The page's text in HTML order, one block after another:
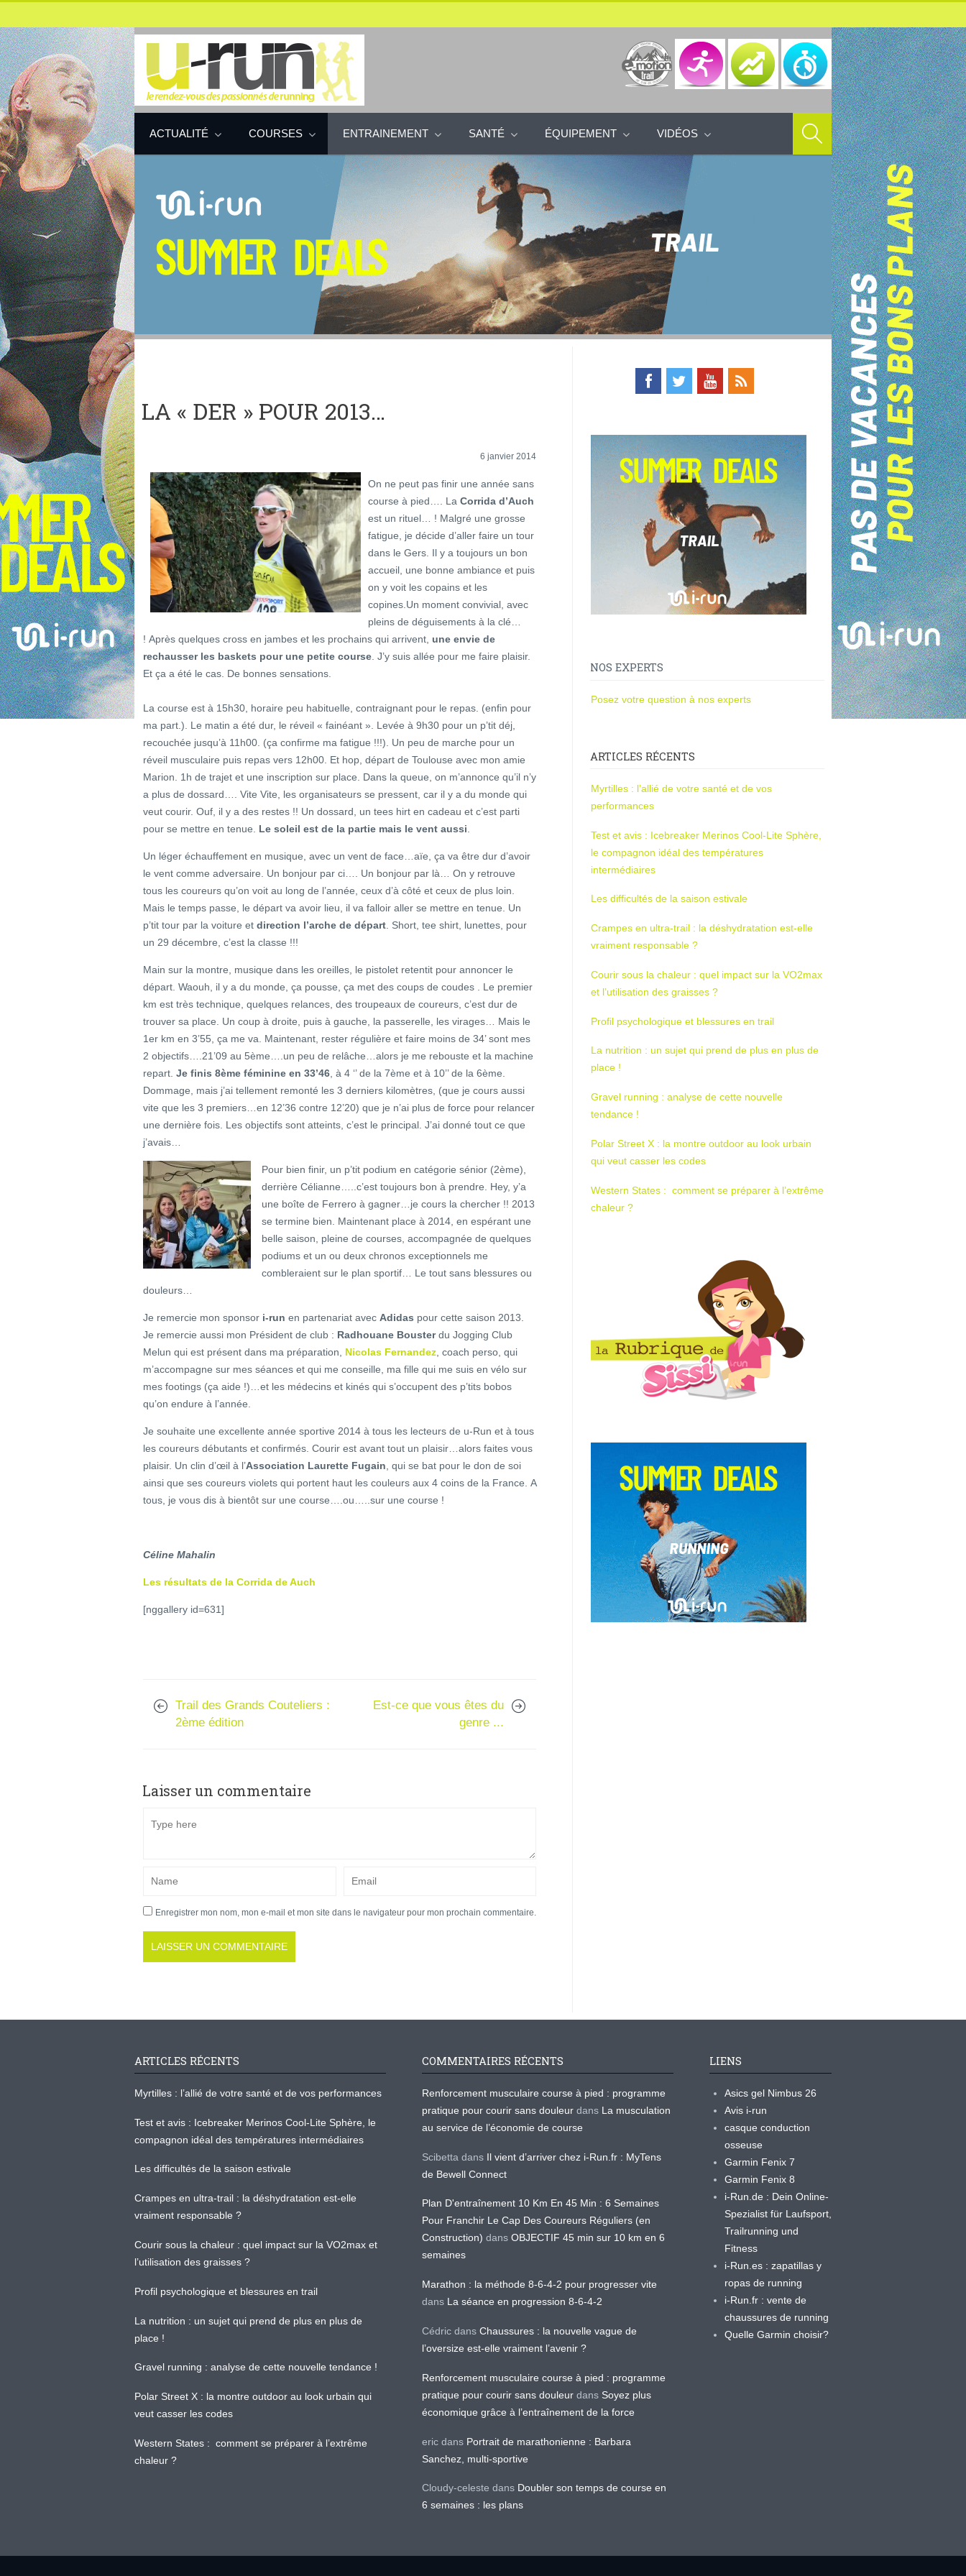
ACTUALITÉ COURSES ENTRAINEMENT SANTÉ ÉQUIPEMENT VIDÉOS
LA « DER » POUR 2013…
6 janvier 2014
On ne peut pas finir une année sans
course à pied…. La Corrida d’Auch
est un rituel… ! Malgré une grosse
fatigue, je décide d’aller faire un tour
dans le Gers. Il y a toujours un bon
accueil, une bonne ambiance et puis
on y voit les copains et les
copines.Un moment convivial, avec
pleins de déguisements à la clé…
! Après quelques cross en jambes et les prochains qui arrivent, une envie de
rechausser les baskets pour une petite course . J’y suis allée pour me faire plaisir.
Et ça a été le cas. De bonnes sensations.
La course est à 15h30, horaire peu habituelle, contraignant pour le repas. (enfin pour
ma part.). Le matin a été dur, le réveil « fainéant ». Levée à 9h30 pour un p’tit déj,
recouchée jusqu’à 11h00. (ça confirme ma fatigue !!!). Un peu de marche pour un
réveil musculaire puis repas vers 12h00. Et hop, départ de Toulouse avec mon amie
Marion. 1h de trajet et une inscription sur place. Dans la queue, on m’annonce qu’il n’y
a plus de dossard…. Vite Vite, les organisateurs se pressent, car il y a du monde qui
veut courir. Ouf, il y a des restes !! Un dossard, un tees hirt en cadeau et c’est parti
pour se mettre en tenue. Le soleil est de la partie mais le vent aussi
Un léger échauffement en musique, avec un vent de face…aïe, ça va être dur d’avoir
le vent comme adversaire. Un bonjour par ci…. Un bonjour par là… On y retrouve
tous les coureurs qu’on voit au long de l’année, ceux d’à côté et ceux de plus loin.
Mais le temps passe, le départ va avoir lieu, il va falloir aller se mettre en tenue. Un
p’tit tour par la voiture et direction l’arche de départ . Short, tee shirt, lunettes, pour
un 29 décembre, c’est la classe !!!
Main sur la montre, musique dans les oreilles, le pistolet retentit pour annoncer le
départ. Waouh, il y a du monde, ça pousse, ça met des coups de coudes . Le premier
km est très technique, quelques relances, des troupeaux de coureurs, c’est dur de
trouver sa place. Un coup à droite, puis à gauche, la passerelle, les virages… Mais le
1er km en 3’55, ça me va. Maintenant, rester régulière et faire moins de 34’ sont mes
2 objectifs….21’09 au 5ème….un peu de relâche…alors je me rebouste et la machine
repart. Je finis 8ème féminine en 33’46 , à 4 ‘’ de la 7ème et à 10’’ de la 6ème.
Dommage, mais j’ai tellement remonté les 3 derniers kilomètres, (que je cours aussi
vite que les 3 premiers…en 12’36 contre 12’20) que je n’ai plus de force pour relancer
une dernière fois. Les objectifs sont atteints, c’est le principal. J’ai donné tout ce que
j’avais…
Pour bien finir, un p’tit podium en catégorie sénior (2ème),
derrière Célianne…..c’est toujours bon à prendre. Hey, y’a
une boîte de Ferrero à gagner…je cours la chercher !! 2013
se termine bien. Maintenant place à 2014, en espérant une
belle saison, pleine de courses, accompagnée de quelques
podiums et un ou deux chronos exceptionnels me
combleraient sur le plan sportif… Le tout sans blessures ou
douleurs…
Je remercie mon sponsor i-run en partenariat avec Adidas pour cette saison 2013.
Je remercie aussi mon Président de club : Radhouane Bousterdu Jogging Club
Melun qui est présent dans ma préparation, Nicolas Fernandez , coach perso, qui
m’accompagne sur mes séances et qui me conseille, ma fille qui me suis en vélo sur
mes footings (ça aide !)…et les médecins et kinés qui s’occupent des p’tits bobos
qu’on endure à l’année.
Je souhaite une excellente année sportive 2014 à tous les lecteurs de u-Run et à tous
les coureurs débutants et confirmés. Courir est avant tout un plaisir…alors faites vous
plaisir. Un clin d’œil à l’Association Laurette Fugain , qui se bat pour le don de soi
ainsi que ses coureurs violets qui portent haut les couleurs aux 4 coins de la France. A
tous, je vous dis à bientôt sur une course….ou…..sur une course !
Céline Mahalin
Les résultats de la Corrida de Auch
[nggallery id=631]
Trail des Grands Couteliers :
2ème édition
Est-ce que vous êtes du
genre ...
Laisser un commentaire
Enregistrer mon nom, mon e-mail et mon site dans le navigateur pour mon prochain commentaire.
NOS EXPERTS
Posez votre question à nos experts
ARTICLES RÉCENTS
Myrtilles : l’allié de votre santé et de vos
performances
Test et avis : Icebreaker Merinos Cool-Lite Sphère,
le compagnon idéal des températures
intermédiaires
Les difficultés de la saison estivale
Crampes en ultra-trail : la déshydratation est-elle
vraiment responsable ?
Courir sous la chaleur : quel impact sur la VO2max
et l’utilisation des graisses ?
Profil psychologique et blessures en trail
La nutrition : un sujet qui prend de plus en plus de
place !
Gravel running : analyse de cette nouvelle
tendance !
Polar Street X : la montre outdoor au look urbain
qui veut casser les codes
Western States : comment se préparer à l’extrême
chaleur ?
ARTICLES RÉCENTS
Myrtilles : l’allié de votre santé et de vos performances
Test et avis : Icebreaker Merinos Cool-Lite Sphère, le
compagnon idéal des températures intermédiaires
Les difficultés de la saison estivale
Crampes en ultra-trail : la déshydratation est-elle
vraiment responsable ?
Courir sous la chaleur : quel impact sur la VO2max et
l’utilisation des graisses ?
Profil psychologique et blessures en trail
La nutrition : un sujet qui prend de plus en plus de
place !
Gravel running : analyse de cette nouvelle tendance !
Polar Street X : la montre outdoor au look urbain qui
veut casser les codes
Western States : comment se préparer à l’extrême
chaleur ?
COMMENTAIRES RÉCENTS
Renforcement musculaire course à pied : programme
pratique pour courir sans douleur dans La musculation
au service de l’économie de course
Scibetta dans Il vient d’arriver chez i-Run.fr : MyTens
de Bewell Connect
Plan D'entraînement 10 Km En 45 Min : 6 Semaines
Pour Franchir Le Cap Des Coureurs Réguliers (en
Construction) dans OBJECTIF 45 min sur 10 km en 6
semaines
Marathon : la méthode 8-6-4-2 pour progresser vite
dans La séance en progression 8-6-4-2
Cédric dans Chaussures : la nouvelle vague de
l’oversize est-elle vraiment l’avenir ?
Renforcement musculaire course à pied : programme
pratique pour courir sans douleur dans Soyez plus
économique grâce à l’entraînement de la force
eric dans Portrait de marathonienne : Barbara
Sanchez, multi-sportive
Cloudy-celeste dans Doubler son temps de course en
6 semaines : les plans
LIENS
Asics gel Nimbus 26
Avis i-run
casque conduction
osseuse
Garmin Fenix 7
Garmin Fenix 8
i-Run.de : Dein Online-
Spezialist für Laufsport,
Trailrunning und
Fitness
i-Run.es : zapatillas y
ropas de running
i-Run.fr : vente de
chaussures de running
Quelle Garmin choisir?